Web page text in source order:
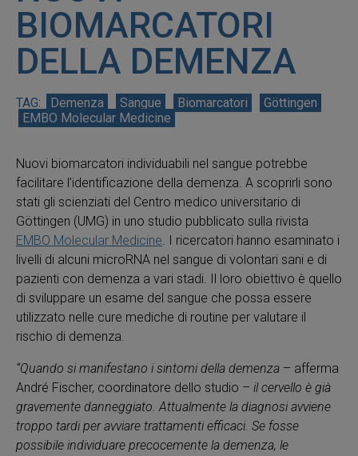
BIOMARCATORI
DELLA DEMENZA
Demenza Sangue Biomarcatori
Göttingen
EMBO Molecular Medicine
Nuovi biomarcatori individuabili nel sangue potrebbe
facilitare l’identificazione della demenza. A scoprirli sono
stati gli scienziati del Centro medico universitario di
Göttingen (UMG) in uno studio pubblicato sulla rivista
EMBO Molecular Medicine. I ricercatori hanno esaminato i
livelli di alcuni microRNA nel sangue di volontari sani e di
pazienti con demenza a vari stadi. Il loro obiettivo è quello
di sviluppare un esame del sangue che possa essere
utilizzato nelle cure mediche di routine per valutare il
rischio di demenza.
“Quando si manifestano i sintomi della demenza – afferma
André Fischer, coordinatore dello studio – il cervello è già
gravemente danneggiato. Attualmente la diagnosi avviene
troppo tardi per avviare trattamenti efficaci. Se fosse
possibile individuare precocemente la demenza, le